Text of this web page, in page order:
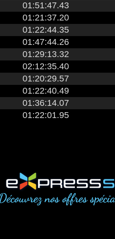
01:51:47.43
01:21:37.20
01:22:44.35
01:47:44.26
01:29:13.32
02:12:35.40
01:20:29.57
01:22:40.49
01:36:14.07
01:22:01.95